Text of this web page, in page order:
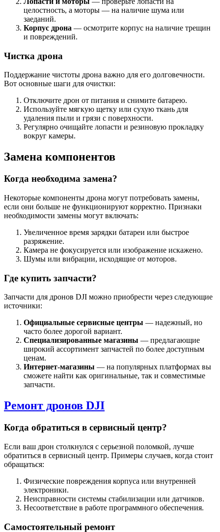
целостность, а моторы — на наличие шума или
заеданий.
Корпус дрона — осмотрите корпус на наличие трещин
и повреждений.
Чистка дрона
Поддержание чистоты дрона важно для его долговечности.
Вот основные шаги для очистки:
Отключите дрон от питания и снимите батарею.
Используйте мягкую щетку или сухую ткань для
удаления пыли и грязи с поверхности.
Регулярно очищайте лопасти и резиновую прокладку
вокруг камеры.
Замена компонентов
Когда необходима замена?
Некоторые компоненты дрона могут потребовать замены,
если они больше не функционируют корректно. Признаки
необходимости замены могут включать:
Увеличенное время зарядки батареи или быстрое
разряжение.
Камера не фокусируется или изображение искажено.
Шумы или вибрации, исходящие от моторов.
Где купить запчасти?
Запчасти для дронов DJI можно приобрести через следующие
источники:
Официальные сервисные центры — надежный, но
часто более дорогой вариант.
Специализированные магазины — предлагающие
широкий ассортимент запчастей по более доступным
ценам.
Интернет-магазины — на популярных платформах вы
сможете найти как оригинальные, так и совместимые
запчасти.
Ремонт дронов DJI
Когда обратиться в сервисный центр?
Если ваш дрон столкнулся с серьезной поломкой, лучше
обратиться в сервисный центр. Примеры случаев, когда стоит
обращаться:
Физические повреждения корпуса или внутренней
электроники.
Неисправности системы стабилизации или датчиков.
Несоответствие в работе программного обеспечения.
Самостоятельный ремонт